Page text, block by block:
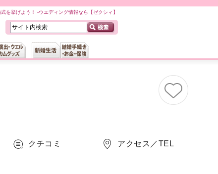
を挙げよう！ -ウエディング情報なら【ゼクシィ】
クチコミ アクセス／TEL